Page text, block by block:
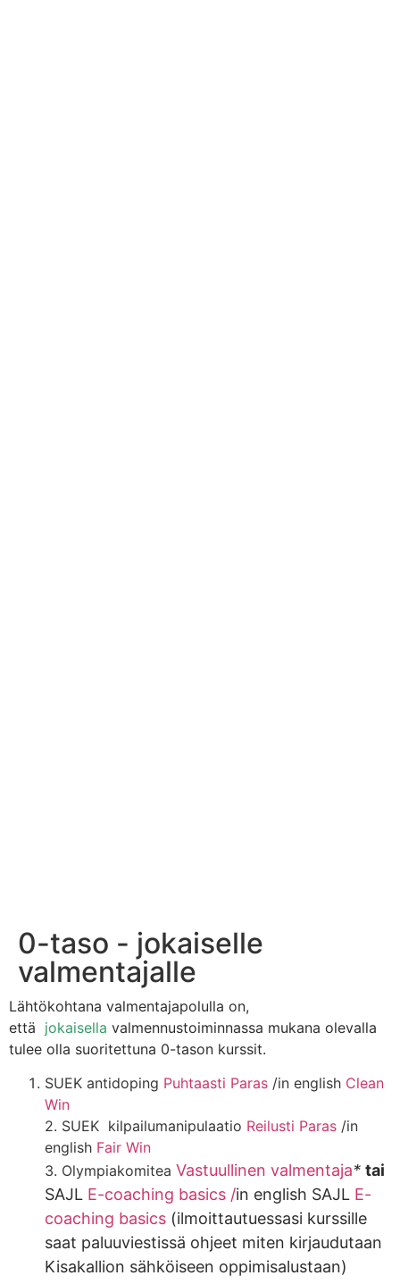
0-taso - jokaiselle
valmentajalle
Lähtökohtana valmentajapolulla on,
että jokaisella valmennustoiminnassa mukana olevalla
tulee olla suoritettuna 0-tason kurssit.
SUEK antidoping Puhtaasti Paras /in english Clean
Win
2. SUEK kilpailumanipulaatio Reilusti Paras /in
english Fair Win
3. Olympiakomitea Vastuullinen valmentaja* tai
SAJL E-coaching basics /in english SAJL E-
coaching basics (ilmoittautuessasi kurssille
saat paluuviestissä ohjeet miten kirjaudutaan
Kisakallion sähköiseen oppimisalustaan)